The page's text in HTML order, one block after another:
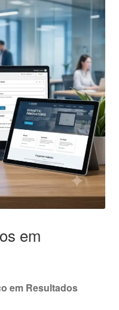
em
em Resultados